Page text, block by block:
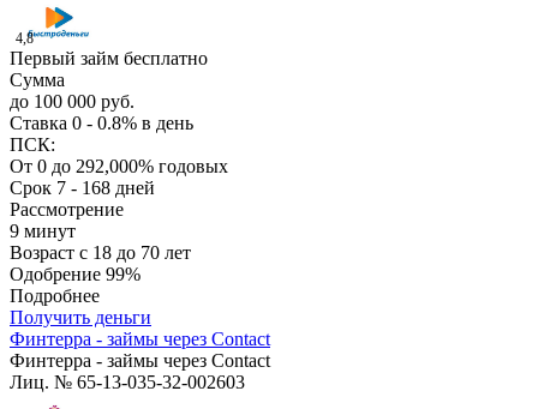
4,8
Первый займ бесплатно
Сумма
до 100 000 руб.
Ставка 0 - 0.8% в день
ПСК:
От 0 до 292,000% годовых
Срок 7 - 168 дней
Рассмотрение
9 минут
Возраст с 18 до 70 лет
Одобрение 99%
Подробнее
Получить деньги
Финтерра - займы через Contact
Финтерра - займы через Contact
Лиц. № 65-13-035-32-002603